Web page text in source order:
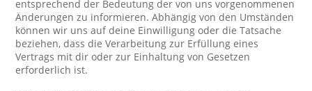
entsprechend der Bedeutung der von uns vorgenommenen
Änderungen zu informieren. Abhängig von den Umständen
können wir uns auf deine Einwilligung oder die Tatsache
beziehen, dass die Verarbeitung zur Erfüllung eines
Vertrags mit dir oder zur Einhaltung von Gesetzen
erforderlich ist.